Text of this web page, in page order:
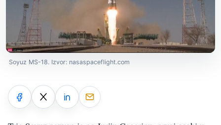
Soyuz MS-18. Izvor: nasaspaceflight.com